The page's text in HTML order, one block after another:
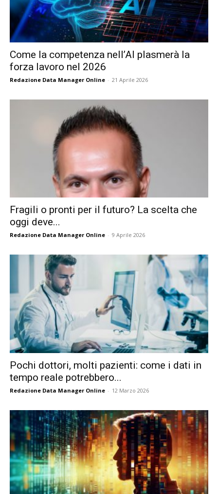
Come la competenza nell’AI plasmerà la
forza lavoro nel 2026
Redazione Data Manager Online - 21 Aprile 2026
Fragili o pronti per il futuro? La scelta che
oggi deve...
Redazione Data Manager Online - 9 Aprile 2026
Pochi dottori, molti pazienti: come i dati in
tempo reale potrebbero...
Redazione Data Manager Online - 12 Marzo 2026